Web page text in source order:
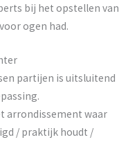
bij het opstellen van
ogen had.
partijen is uitsluitend
arrondissement waar
/ praktijk houdt /